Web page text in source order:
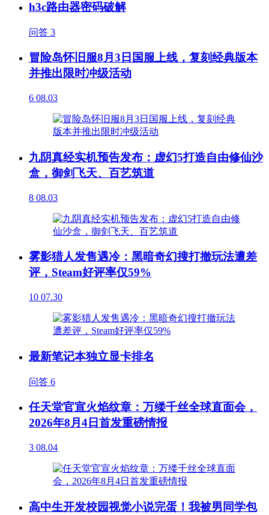
h3c路由器密码破解
问答 3
冒险岛怀旧服8月3日国服上线，复刻经典版本
并推出限时冲级活动
6 08.03
九阴真经实机预告发布：虚幻5打造自由修仙沙
盒，御剑飞天、百艺筑道
8 08.03
雾影猎人发售遇冷：黑暗奇幻搜打撤玩法遭差
评，Steam好评率仅59%
10 07.30
最新笔记本独立显卡排名
问答 6
任天堂官宣火焰纹章：万缕千丝全球直面会，
2026年8月4日首发重磅情报
3 08.04
高中生开发校园视觉小说完蛋！我被男同学包